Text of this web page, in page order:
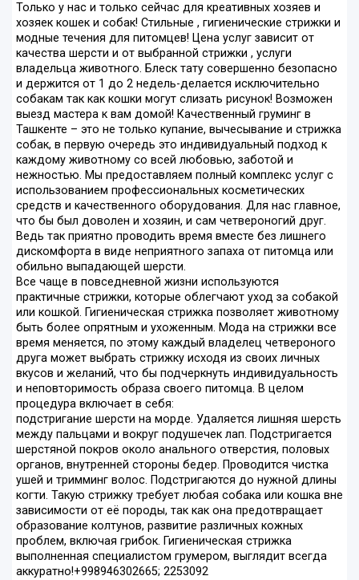
Только у нас и только сейчас для креативных хозяев и
хозяек кошек и собак! Стильные , гигиенические стрижки и
модные течения для питомцев! Цена услуг зависит от
качества шерсти и от выбранной стрижки , услуги
владельца животного. Блеск тату совершенно безопасно
и держится от 1 до 2 недель-делается исключительно
собакам так как кошки могут слизать рисунок! Возможен
выезд мастера к вам домой! Качественный груминг в
Ташкенте – это не только купание, вычесывание и стрижка
собак, в первую очередь это индивидуальный подход к
каждому животному со всей любовью, заботой и
нежностью. Мы предоставляем полный комплекс услуг с
использованием профессиональных косметических
средств и качественного оборудования. Для нас главное,
что бы был доволен и хозяин, и сам четвероногий друг.
Ведь так приятно проводить время вместе без лишнего
дискомфорта в виде неприятного запаха от питомца или
обильно выпадающей шерсти.
Все чаще в повседневной жизни используются
практичные стрижки, которые облегчают уход за собакой
или кошкой. Гигиеническая стрижка позволяет животному
быть более опрятным и ухоженным. Мода на стрижки все
время меняется, по этому каждый владелец четвероного
друга может выбрать стрижку исходя из своих личных
вкусов и желаний, что бы подчеркнуть индивидуальность
и неповторимость образа своего питомца. В целом
процедура включает в себя:
подстригание шерсти на морде. Удаляется лишняя шерсть
между пальцами и вокруг подушечек лап. Подстригается
шерстяной покров около анального отверстия, половых
органов, внутренней стороны бедер. Проводится чистка
ушей и тримминг волос. Подстригаются до нужной длины
когти. Такую стрижку требует любая собака или кошка вне
зависимости от её породы, так как она предотвращает
образование колтунов, развитие различных кожных
проблем, включая грибок. Гигиеническая стрижка
выполненная специалистом грумером, выглядит всегда
аккуратно!+998946302665; 2253092